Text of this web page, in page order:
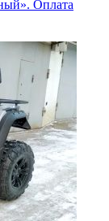
Оплата